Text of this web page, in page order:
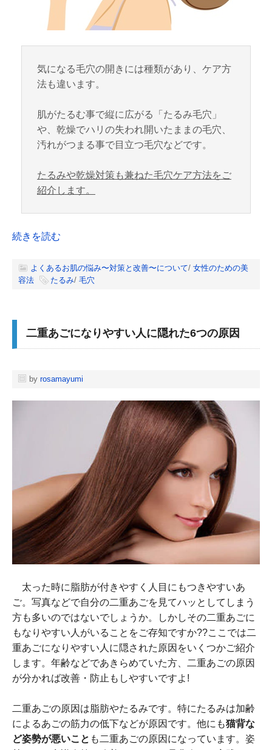
気になる毛穴の開きには種類があり、ケア方
法も違います。
肌がたるむ事で縦に広がる「たるみ毛穴」
や、乾燥でハリの失われ開いたままの毛穴、
汚れがつまる事で目立つ毛穴などです。
たるみや乾燥対策も兼ねた毛穴ケア方法をご
紹介します。
続きを読む
よくあるお肌の悩み〜対策と改善〜について/ 女性のための美
容法
たるみ/ 毛穴
二重あごになりやすい人に隠れた6つの原因
by rosamayumi
太った時に脂肪が付きやすく人目にもつきやすいあ
ご。写真などで自分の二重あごを見てハッとしてしまう
方も多いのではないでしょうか。しかしその二重あごに
もなりやすい人がいることをご存知ですか??ここでは二
重あごになりやすい人に隠された原因をいくつかご紹介
します。年齢などであきらめていた方、二重あごの原因
が分かれば改善・防止もしやすいですよ!
二重あごの原因は脂肪やたるみです。特にたるみは加齢
によるあごの筋力の低下などが原因です。他にも猫背な
ど姿勢が悪いこと も二重あごの原因になっています。姿